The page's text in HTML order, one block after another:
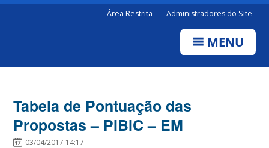
Área Restrita Administradores do Site
MENU
Tabela de Pontuação das
Propostas – PIBIC – EM
03/04/2017 14:17